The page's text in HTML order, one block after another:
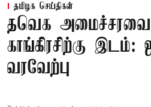
தமிழக செய்திகள்
தவெக
காங்கிரசிற்கு இடம்:
வரவேற்பு